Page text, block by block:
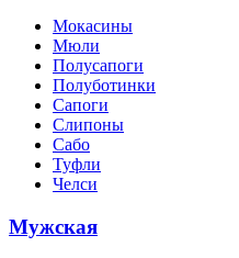
Мокасины
Мюли
Полусапоги
Полуботинки
Сапоги
Слипоны
Сабо
Туфли
Челси
Мужская